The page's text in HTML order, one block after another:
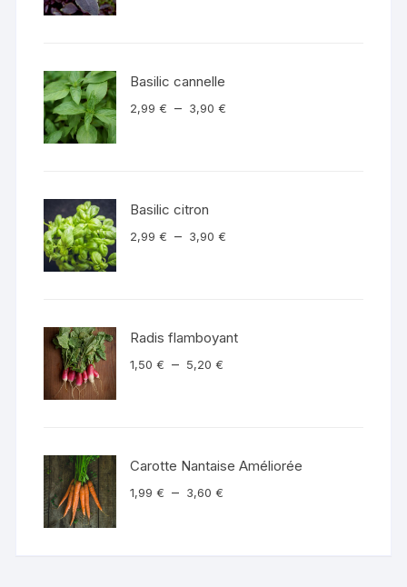
Basilic cannelle
2,99€ – 3,90€
Basilic citron
2,99€ – 3,90€
3,90 €
Radis flamboyant
1,50€ – 5,20€
5,20 €
Carotte Nantaise Améliorée
1,99€ – 3,60€